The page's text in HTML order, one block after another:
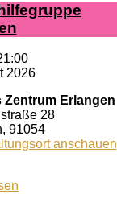
2026
Zentrum Erlangen
28
, 91054
anschauen